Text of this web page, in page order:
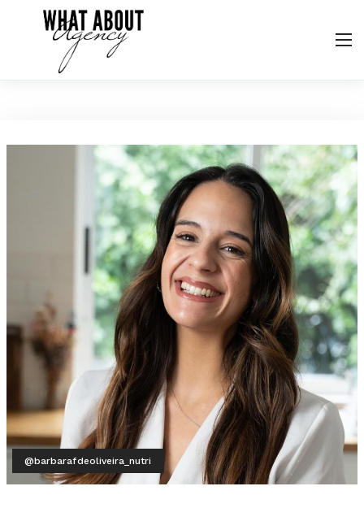
@barbarafdeoliveira_nutri